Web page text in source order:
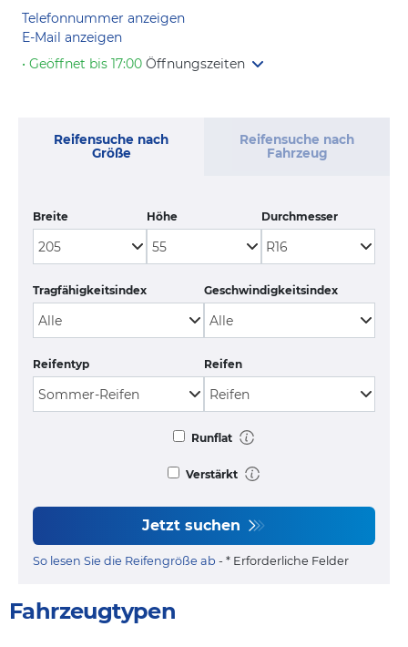
Telefonnummer anzeigen
E-Mail anzeigen
• Geöffnet bis 17:00 Öffnungszeiten
Reifensuche nach
Größe
Reifensuche nach
Fahrzeug
Breite Höhe Durchmesser
Tragfähigkeitsindex Geschwindigkeitsindex
Reifentyp Reifen
Runflat
Verstärkt
Jetzt suchen
So lesen Sie die Reifengröße ab - * Erforderliche Felder
Fahrzeugtypen